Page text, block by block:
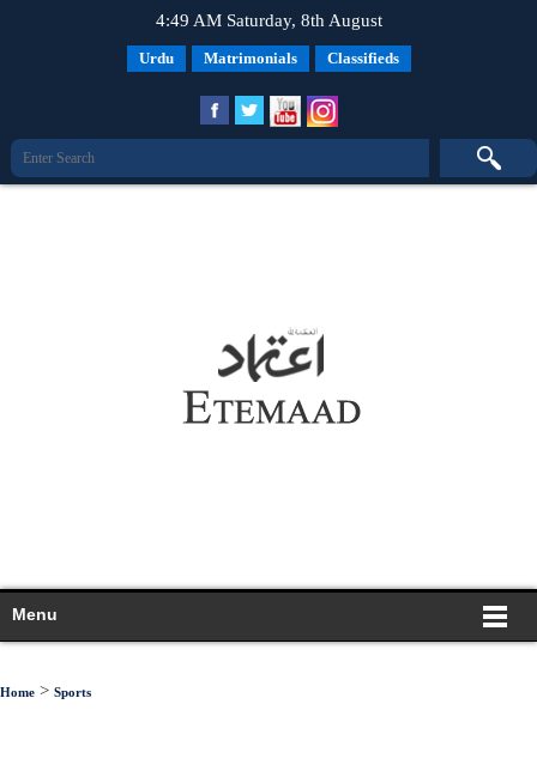
4:49 AM Saturday, 8th August
Urdu Matrimonials Classifieds
Menu
Home > Sports